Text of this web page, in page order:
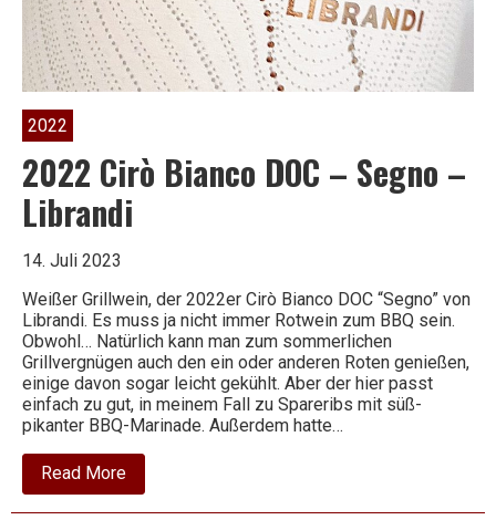
kurz
für
schlechten
Wein
2022
2022 Cirò Bianco DOC – Segno –
Librandi
14. Juli 2023
Weißer Grillwein, der 2022er Cirò Bianco DOC “Segno” von
Librandi. Es muss ja nicht immer Rotwein zum BBQ sein.
Obwohl… Natürlich kann man zum sommerlichen
Grillvergnügen auch den ein oder anderen Roten genießen,
einige davon sogar leicht gekühlt. Aber der hier passt
einfach zu gut, in meinem Fall zu Spareribs mit süß-
pikanter BBQ-Marinade. Außerdem hatte…
Read Moreabout
2022
Cirò